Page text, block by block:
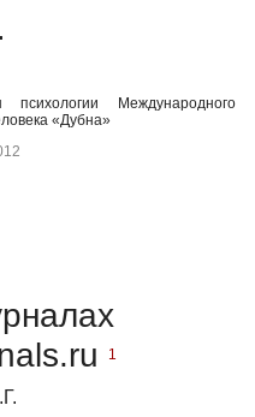
Международного
«Дубна»
1